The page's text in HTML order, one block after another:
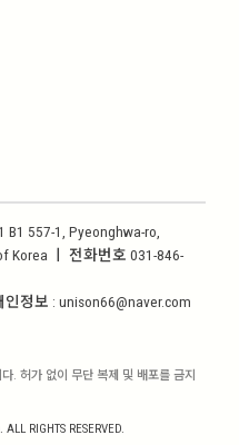
557-1, Pyeonghwa-ro,
Korea ㅣ 전화번호 031-846-
정보 : unison66@naver.com
. 허가 없이 무단 복제 및 배포를 금지
. ALL RIGHTS RESERVED.